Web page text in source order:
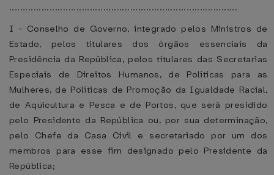
.....................................................................................
I - Conselho de Governo, integrado pelos Ministros de
Estado, pelos titulares dos órgãos essenciais da
Presidência da República, pelos titulares das Secretarias
Especiais de Direitos Humanos, de Políticas para as
Mulheres, de Políticas de Promoção da Igualdade Racial,
de Aqüicultura e Pesca e de Portos, que será presidido
pelo Presidente da República ou, por sua determinação,
pelo Chefe da Casa Civil e secretariado por um dos
membros para esse fim designado pelo Presidente da
República;